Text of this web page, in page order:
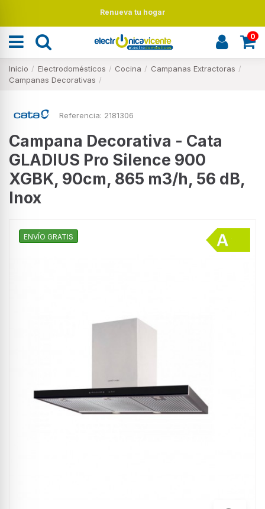
Renueva tu hogar
0
Inicio Electrodomésticos Cocina
Campanas Extractoras
Campanas Decorativas
Referencia: 2181306
Campana Decorativa - Cata
GLADIUS Pro Silence 900
XGBK, 90cm, 865 m3/h, 56 dB,
Inox
ENVÍO GRATIS